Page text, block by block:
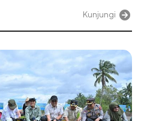
Kunjungi